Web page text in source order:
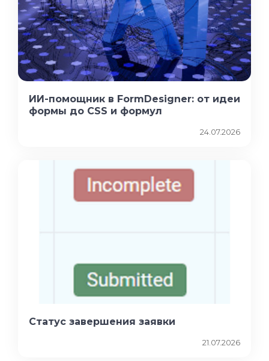
ИИ-помощник в FormDesigner: от идеи
формы до CSS и формул
24.07.2026
Статус завершения заявки
21.07.2026